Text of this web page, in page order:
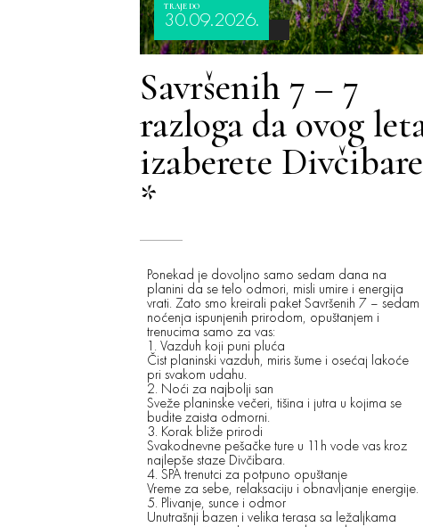
TRAJE DO
30.09.2026.
Savršenih 7 – 7
razloga da ovog
izaberete Divčibare
*
Ponekad je dovoljno samo sedam dana na
planini da se telo odmori, misli umire i energija
vrati. Zato smo kreirali paket Savršenih 7 – sedam
noćenja ispunjenih prirodom, opuštanjem i
trenucima samo za vas:
1. Vazduh koji puni pluća
Čist planinski vazduh, miris šume i osećaj lakoće
pri svakom udahu.
2. Noći za najbolji san
Sveže planinske večeri, tišina i jutra u kojima se
budite zaista odmorni.
3. Korak bliže prirodi
Svakodnevne pešačke ture u 11h vode vas kroz
najlepše staze Divčibara.
4. SPA trenutci za potpuno opuštanje
Vreme za sebe, relaksaciju i obnavljanje energije.
5. Plivanje, sunce i odmor
Unutrašnji bazen i velika terasa sa ležaljkama